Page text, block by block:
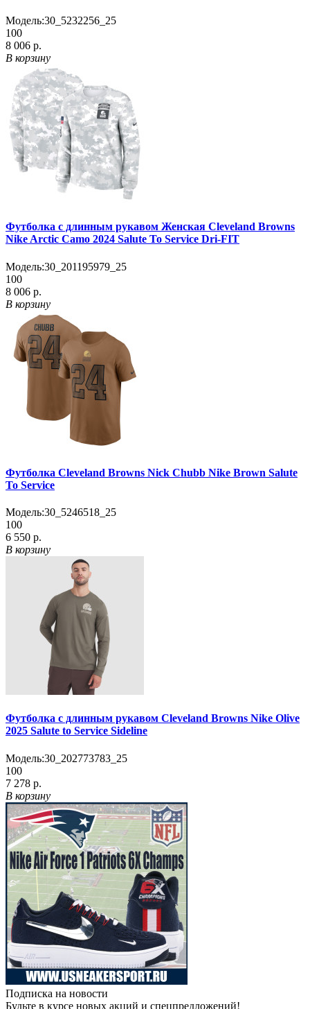
Модель:30_5232256_25
100
8 006 р.
В корзину
Футболка с длинным рукавом Женская Cleveland Browns
Nike Arctic Camo 2024 Salute To Service Dri-FIT
Модель:30_201195979_25
100
8 006 р.
В корзину
Футболка Cleveland Browns Nick Chubb Nike Brown Salute
To Service
Модель:30_5246518_25
100
6 550 р.
В корзину
Футболка с длинным рукавом Cleveland Browns Nike Olive
2025 Salute to Service Sideline
Модель:30_202773783_25
100
7 278 р.
В корзину
Подписка на новости
Будьте в курсе новых акций и спецпредложений!